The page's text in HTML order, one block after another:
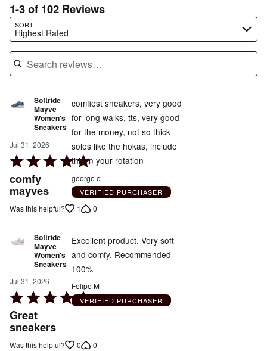
1-3 of 102 Reviews
SORT
Highest Rated
Search reviews…
Softride
Mayve
Women's
Sneakers
Jul 31, 2026
Rated
5
out
comfy
mayves
comfiest sneakers, very good
for long walks, tts, very good
for the money, not so thick
soles like the hokas, include
this in your rotation
george o
VERIFIED PURCHASER
Was this helpful? 1 0
Softride
Mayve
Women's
Sneakers
Jul 31, 2026
Rated
5
out
of
Great
sneakers
Excellent product. Very soft
and comfy. Recommended
100%
Felipe M
VERIFIED PURCHASER
Was this helpful? 0 0